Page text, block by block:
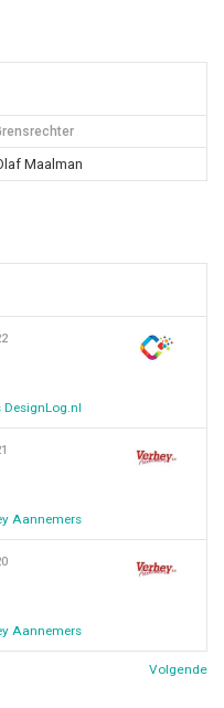
Maalman
DesignLog.nl
Aannemers
Aannemers
Volgende